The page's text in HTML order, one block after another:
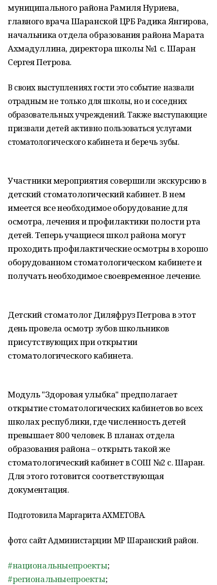
муниципального района Рамиля Нуриева,
главного врача Шаранской ЦРБ Радика Янгирова,
начальника отдела образования района Марата
Ахмадуллина, директора школы №1 с. Шаран
Сергея Петрова.
В своих выступлениях гости это событие назвали
отрадным не только для школы, но и соседних
образовательных учреждений. Также выступающие
призвали детей активно пользоваться услугами
стоматологического кабинета и беречь зубы.
Участники мероприятия совершили экскурсию в
детский стоматологический кабинет. В нем
имеется все необходимое оборудование для
осмотра, лечения и профилактики полости рта
детей. Теперь учащиеся школ района могут
проходить профилактические осмотры в хорошо
оборудованном стоматологическом кабинете и
получать необходимое своевременное лечение.
Детский стоматолог Диляфруз Петрова в этот
день провела осмотр зубов школьников
присутствующих при открытии
стоматологического кабинета.
Модуль "Здоровая улыбка" предполагает
открытие стоматологических кабинетов во всех
школах республики, где численность детей
превышает 800 человек. В планах отдела
образования района – открыть такой же
стоматологический кабинет в СОШ №2 с. Шаран.
Для этого готовится соответствующая
документация.
Подготовила Маргарита АХМЕТОВА.
фото: сайт Администарции МР Шаранский район.
#национальныепроекты;
#региональныепроекты;